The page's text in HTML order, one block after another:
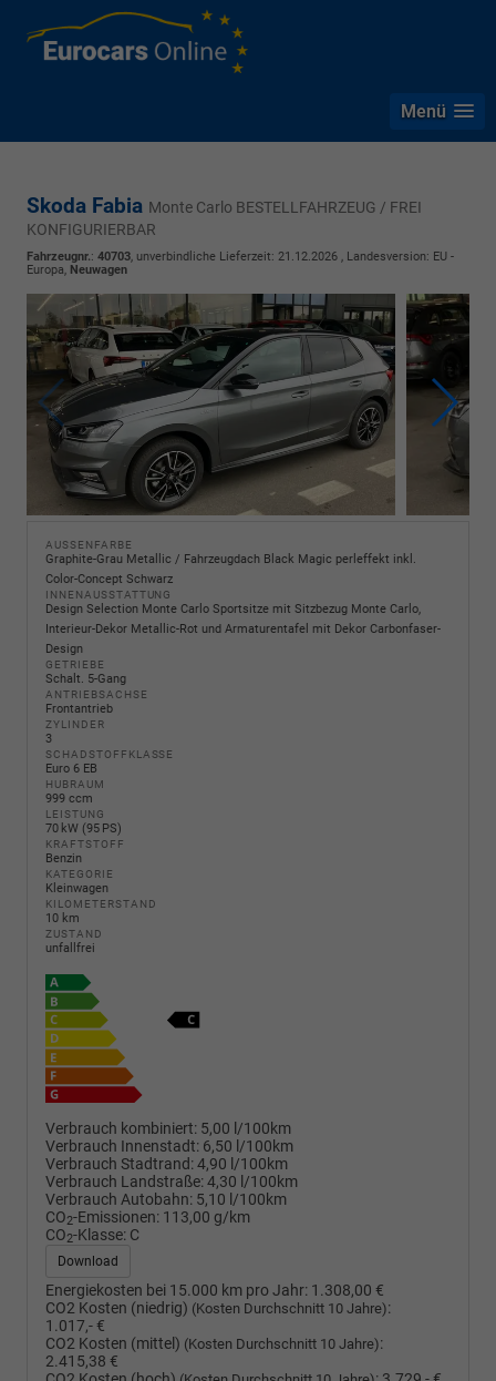
Menü
Skoda Fabia Monte Carlo BESTELLFAHRZEUG / FREI
KONFIGURIERBAR
Fahrzeugnr.: 40703, unverbindliche Lieferzeit: 21.12.2026 , Landesversion: EU -
Europa, Neuwagen
AUSSENFARBE
Graphite-Grau Metallic / Fahrzeugdach Black Magic perleffekt inkl.
Color-Concept Schwarz
INNENAUSSTATTUNG
Design Selection Monte Carlo Sportsitze mit Sitzbezug Monte Carlo,
Interieur-Dekor Metallic-Rot und Armaturentafel mit Dekor Carbonfaser-
Design
GETRIEBE
Schalt. 5-Gang
ANTRIEBSACHSE
Frontantrieb
ZYLINDER
3
SCHADSTOFFKLASSE
Euro 6 EB
HUBRAUM
999 ccm
LEISTUNG
70 kW (95 PS)
KRAFTSTOFF
Benzin
KATEGORIE
Kleinwagen
KILOMETERSTAND
10 km
ZUSTAND
unfallfrei
Verbrauch kombiniert: 5,00 l/100km
Verbrauch Innenstadt: 6,50 l/100km
Verbrauch Stadtrand:4,90 l/100km
Verbrauch Landstraße:4,30 l/100km
Verbrauch Autobahn: 5,10 l/100km
CO2-Emissionen: 113,00 g/km
CO2-Klasse: C
Download
Energiekosten bei 15.000 km pro Jahr: 1.308,00 €
CO2 Kosten (niedrig) (Kosten Durchschnitt 10 Jahre):
1.017,- €
CO2 Kosten (mittel) (Kosten Durchschnitt 10 Jahre):
2.415,38 €